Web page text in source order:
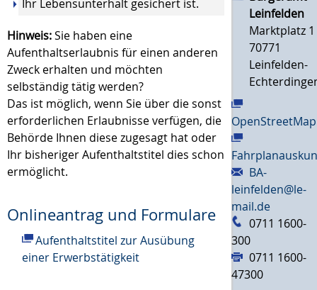
Ihr Lebensunterhalt gesichert ist.
Hinweis:Sie haben eine
Aufenthaltserlaubnis für einen anderen
Zweck erhalten und möchten
selbständig tätig werden?
Das ist möglich, wenn Sie über die sonst
erforderlichen Erlaubnisse verfügen, die
Behörde Ihnen diese zugesagt hat oder
Ihr bisheriger Aufenthaltstitel dies schon
ermöglicht.
Onlineantrag und Formulare
Aufenthaltstitel zur Ausübung
einer Erwerbstätigkeit
Leinfelden
Marktplatz 1
70771
Leinfelden-
OpenStreetMap
BA-
leinfelden@le-
mail.de
0711 1600-
300
0711 1600-
47300